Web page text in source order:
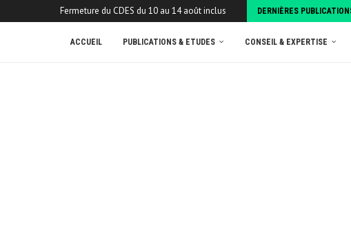
Fermeture du CDES du 10 au 14 août inclus DERNIÈRES
ACCUEIL
PUBLICATIONS & ETUDES CONSEIL & EXPERTISE